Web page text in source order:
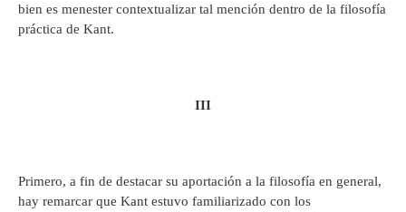
bien es menester contextualizar tal mención dentro de la filosofía
práctica de Kant.
III
Primero, a fin de destacar su aportación a la filosofía en general,
hay remarcar que Kant estuvo familiarizado con los